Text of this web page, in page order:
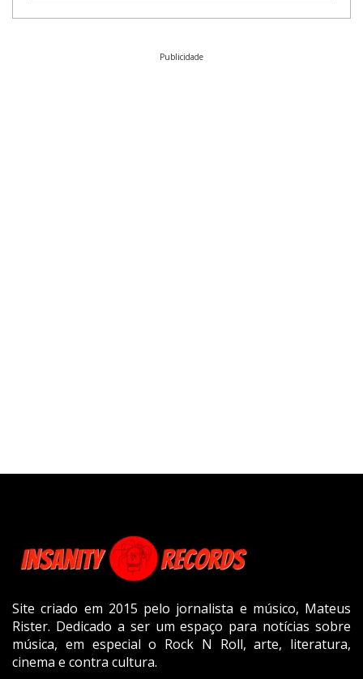
Publicidade
Site criado em 2015 pelo jornalista e músico, Mateus
Rister. Dedicado a ser um espaço para notícias sobre
música, em especial o Rock N Roll, arte, literatura,
cinema e contra cultura.